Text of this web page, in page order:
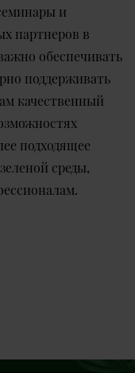
и
партнеров в
обеспечивать
поддерживать
качественный
подходящее
среды,